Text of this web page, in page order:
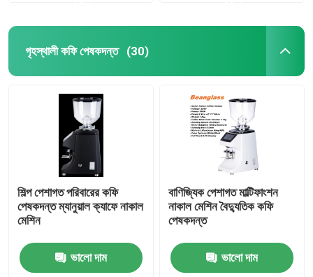
গৃহস্থালী কফি পেষকদন্ত (30)
শিল্প পেশাগত পরিবারের কফি
পেষকদন্ত ম্যানুয়াল ক্যাফে নাকাল
মেশিন
ভালো দাম
বাণিজ্যিক পেশাগত মাল্টিফাংশন
নাকাল মেশিন বৈদ্যুতিক কফি
পেষকদন্ত
ভালো দাম